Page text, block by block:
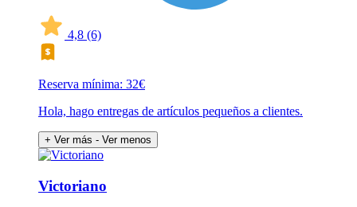
4,8 (6)
Reserva mínima: 32€
Hola, hago entregas de artículos pequeños a clientes.
+ Ver más - Ver menos
Victoriano